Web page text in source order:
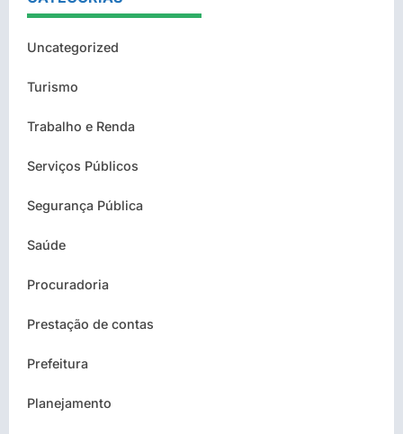
Uncategorized
Turismo
Trabalho e Renda
Serviços Públicos
Segurança Pública
Saúde
Procuradoria
Prestação de contas
Prefeitura
Planejamento